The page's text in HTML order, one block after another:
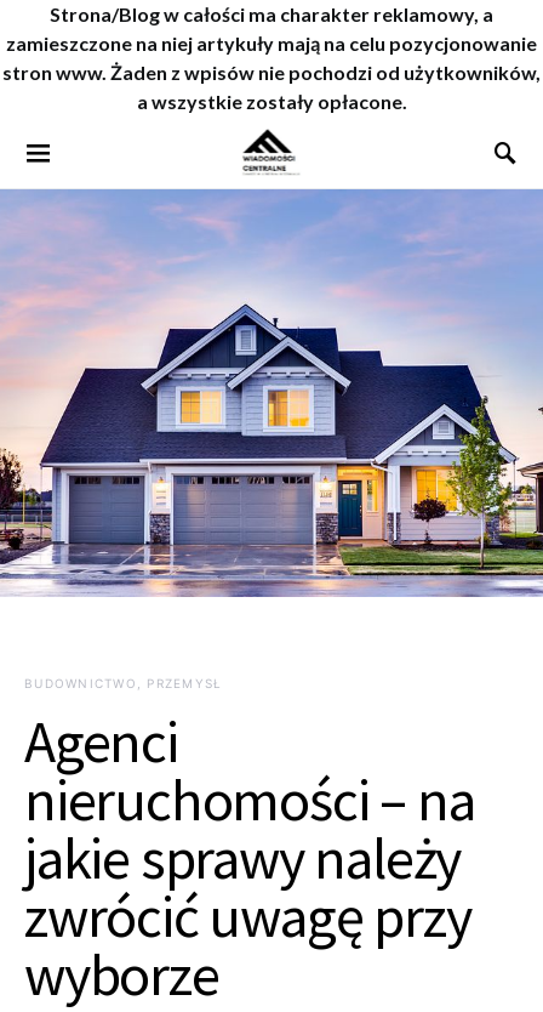
Strona/Blog w całości ma charakter reklamowy, a
zamieszczone na niej artykuły mają na celu pozycjonowanie
stron www. Żaden z wpisów nie pochodzi od użytkowników,
a wszystkie zostały opłacone.
BUDOWNICTWO, PRZEMYSŁ
Agenci
nieruchomości – na
jakie sprawy należy
zwrócić uwagę przy
wyborze